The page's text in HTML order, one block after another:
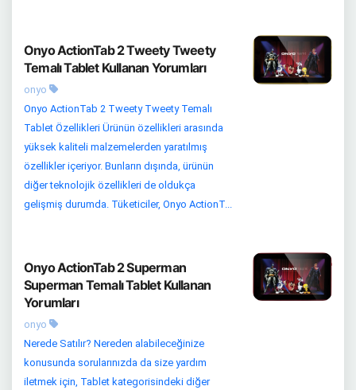
Onyo ActionTab 2 Tweety Tweety
Temalı Tablet Kullanan Yorumları
onyo
Onyo ActionTab 2 Tweety Tweety Temalı
Tablet Özellikleri Ürünün özellikleri arasında
yüksek kaliteli malzemelerden yaratılmış
özellikler içeriyor. Bunların dışında, ürünün
diğer teknolojik özellikleri de oldukça
gelişmiş durumda. Tüketiciler, Onyo ActionT...
Onyo ActionTab 2 Superman
Superman Temalı Tablet Kullanan
Yorumları
onyo
Nerede Satılır? Nereden alabileceğinize
konusunda sorularınızda da size yardım
iletmek için, Tablet kategorisindeki diğer